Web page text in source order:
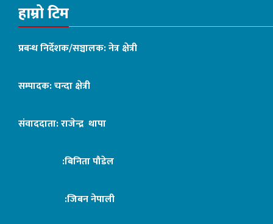
हाम्रो टिम
प्रबन्ध निर्देशक/सञ्चालक: नेत्र क्षेत्री
सम्पादक: चन्दा क्षेत्री
संवाददाता: राजेन्द्र थापा
:बिनिता पौडेल
:जिबन नेपाली